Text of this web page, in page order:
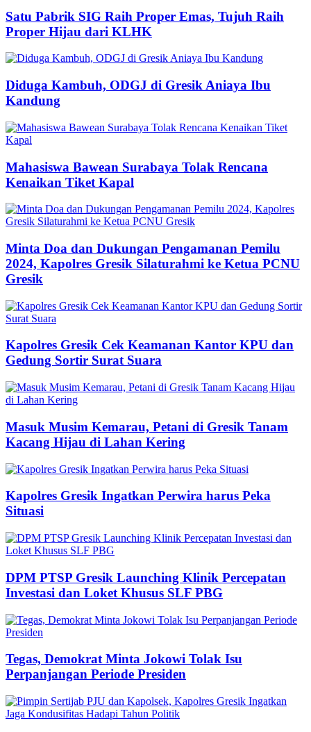
Satu Pabrik SIG Raih Proper Emas, Tujuh Raih
Proper Hijau dari KLHK
Diduga Kambuh, ODGJ di Gresik Aniaya Ibu
Kandung
Mahasiswa Bawean Surabaya Tolak Rencana
Kenaikan Tiket Kapal
Minta Doa dan Dukungan Pengamanan Pemilu
2024, Kapolres Gresik Silaturahmi ke Ketua PCNU
Gresik
Kapolres Gresik Cek Keamanan Kantor KPU dan
Gedung Sortir Surat Suara
Masuk Musim Kemarau, Petani di Gresik Tanam
Kacang Hijau di Lahan Kering
Kapolres Gresik Ingatkan Perwira harus Peka
Situasi
DPM PTSP Gresik Launching Klinik Percepatan
Investasi dan Loket Khusus SLF PBG
Tegas, Demokrat Minta Jokowi Tolak Isu
Perpanjangan Periode Presiden